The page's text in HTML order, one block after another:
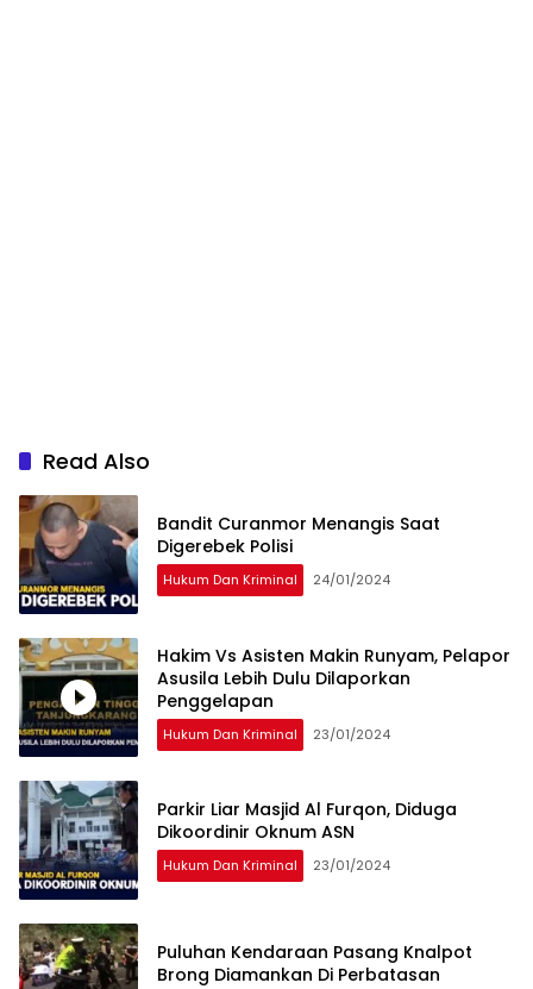
Read Also
Bandit Curanmor Menangis Saat
Digerebek Polisi
Hukum Dan Kriminal 24/01/2024
Hakim Vs Asisten Makin Runyam, Pelapor
Asusila Lebih Dulu Dilaporkan
Penggelapan
Hukum Dan Kriminal 23/01/2024
Parkir Liar Masjid Al Furqon, Diduga
Dikoordinir Oknum ASN
Hukum Dan Kriminal 23/01/2024
Puluhan Kendaraan Pasang Knalpot
Brong Diamankan Di Perbatasan